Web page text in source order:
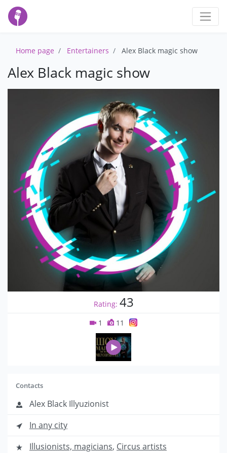
Home page Entertainers Alex Black magic show
Alex Black magic show
Rating: 43
1 11
Contacts
Alex Black Illyuzionist
In any city
Illusionists, magicians, Circus artists